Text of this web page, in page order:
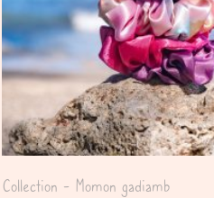
Collection - Momon gadiamb